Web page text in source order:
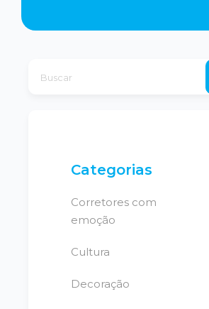
Categorias
Corretores com
emoção
Cultura
Decoração